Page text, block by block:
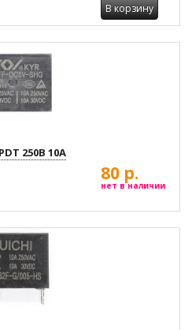
В корзину
250В 10А
80 р.
нет в наличии